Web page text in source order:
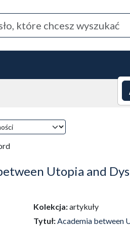
treści)
treści)
Utopia and
Kolekcja:artykuły
Tytuł:Academia between